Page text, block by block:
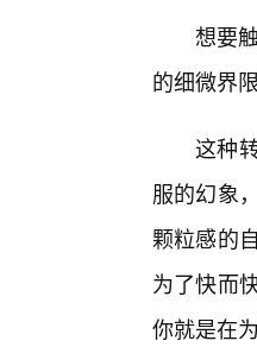
想要
的细微界
这种
服的幻象
颗粒感的
为了快而
你就是在